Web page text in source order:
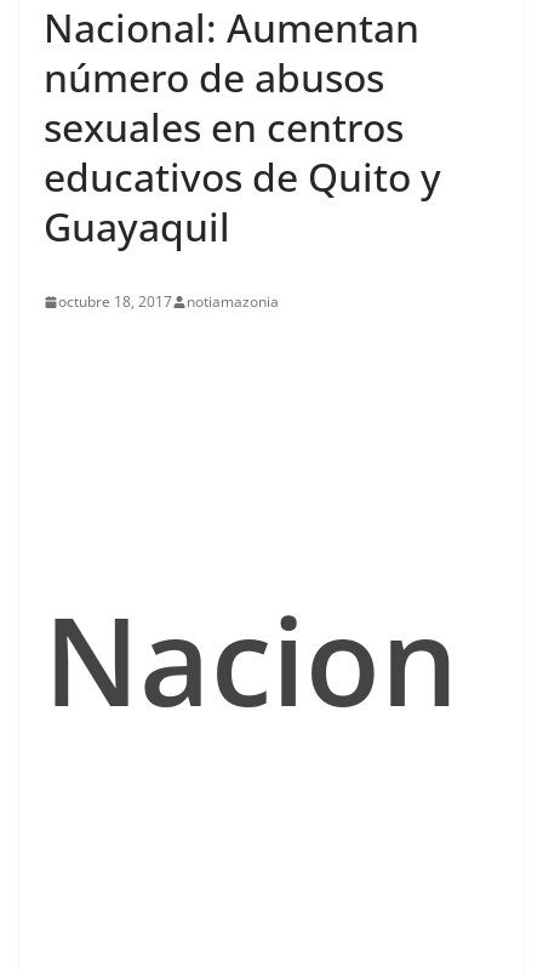
Nacional: Aumentan
número de abusos
sexuales en centros
educativos de Quito y
Guayaquil
octubre 18, 2017 notiamazonia
Nacion